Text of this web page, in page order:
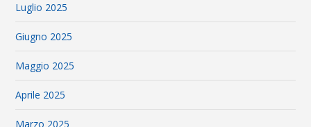
Luglio 2025
Giugno 2025
Maggio 2025
Aprile 2025
Marzo 2025